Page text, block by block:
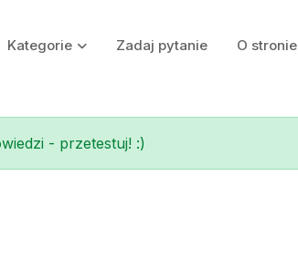
Kategorie Zadaj pytanie O stronie
- przetestuj! :)